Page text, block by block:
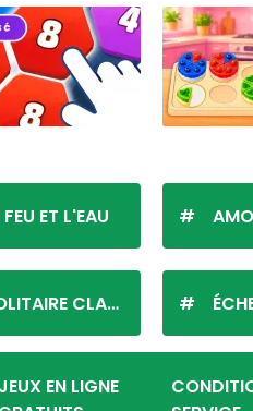
FEU ET L'EAU
CLASSIQUE
JEUX EN LIGNE